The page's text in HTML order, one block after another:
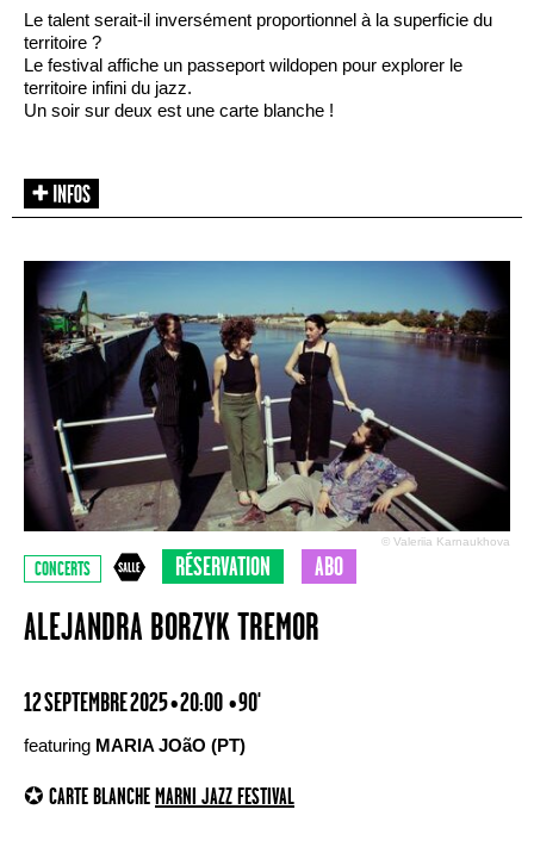
Le talent serait-il inversément proportionnel à la superficie du
territoire ?
Le festival affiche un passeport wildopen pour explorer le
territoire infini du jazz.
Un soir sur deux est une carte blanche !
© Valeriia Karnaukhova
CONCERTS RÉSERVATION ABO
ALEJANDRA BORZYK TREMOR
12 SEPTEMBRE 2025 • 20:00 • 90'
featuring MARIA JOãO (PT)
✪ CARTE BLANCHE MARNI JAZZ FESTIVAL